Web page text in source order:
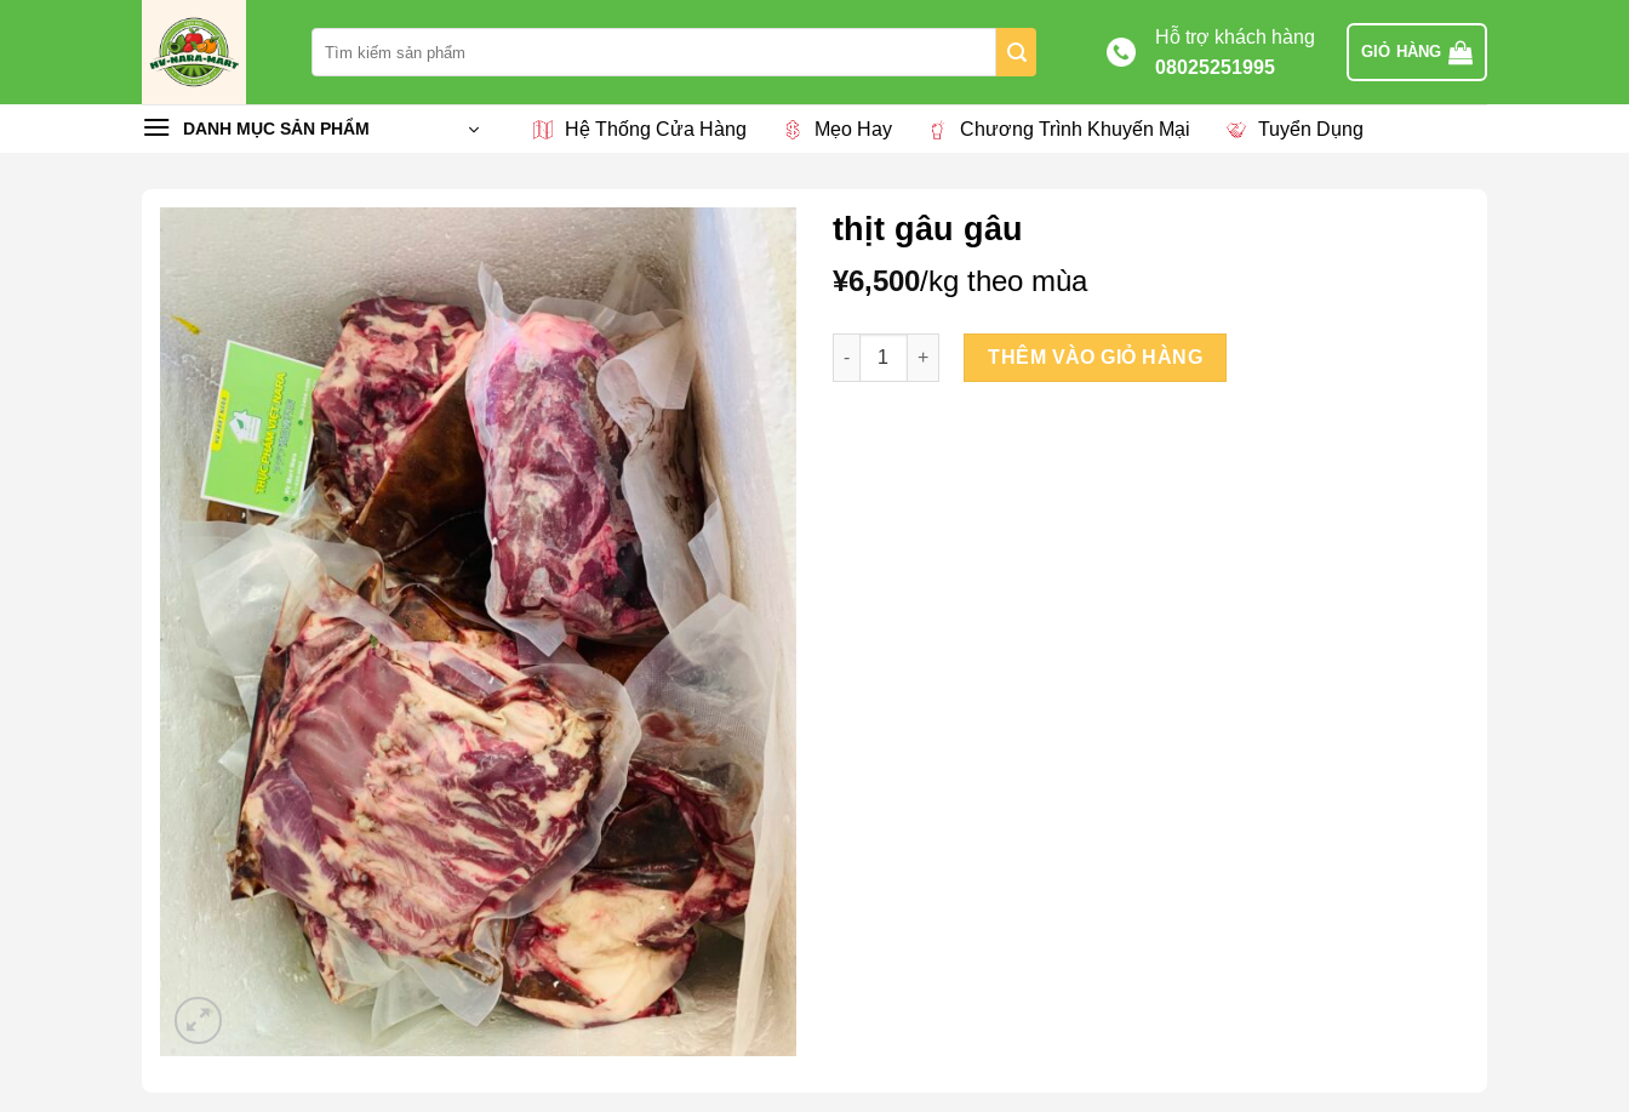
dung
kiếm:
Hỗ trợ khách hàng
08025251995
GIỎ HÀNG
DANH MỤC SẢN PHẨM Hệ Thống Cửa Hàng Mẹo Hay Chương Trình Khuyến Mại Tuyển Dụng
thịt gâu gâu
¥6,500/kg theo mùa
thịt gâu gâu số lượng
THÊM VÀO GIỎ HÀNG